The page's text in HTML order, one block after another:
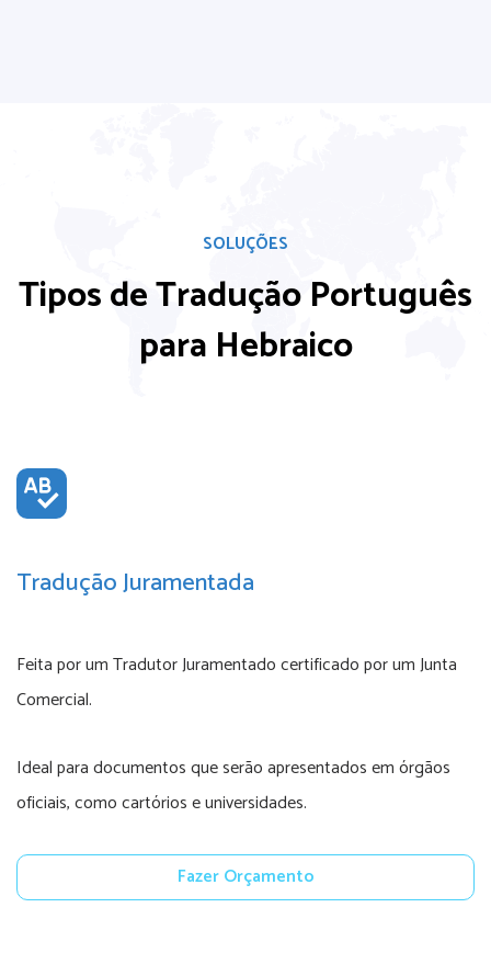
SOLUÇÕES
Tipos de Tradução Português
para Hebraico
Tradução Juramentada
Feita por um Tradutor Juramentado certificado por um Junta
Comercial.
Ideal para documentos que serão apresentados em órgãos
oficiais, como cartórios e universidades.
Fazer Orçamento